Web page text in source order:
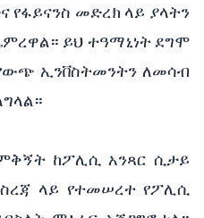
የፋይናንስ መድረክ ላይ ያላትን
ይህ ተዓማኒነት ደግሞ
ኢንቨስትመንትን ለመሳብ
ከፖሊሲ አንጻር ሲታይ
ላይ የተመሠረተ የፖሊሲ